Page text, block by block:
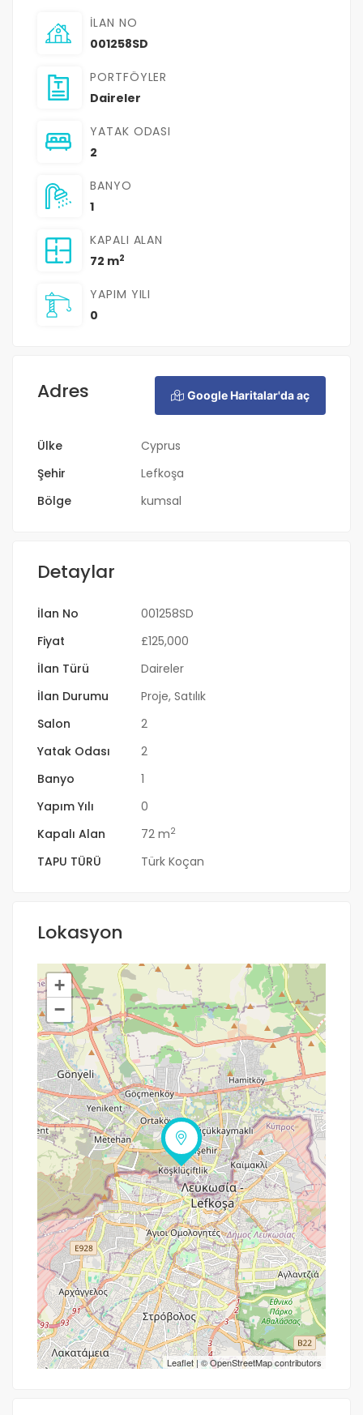
İLAN NO
001258SD
PORTFÖYLER
Daireler
YATAK ODASI
2
BANYO
1
KAPALI ALAN
72 m2
YAPIM YILI
0
Adres Google Haritalar'da aç
Ülke
Cyprus
Şehir
Lefkoşa
Bölge
kumsal
Detaylar
İlan No
001258SD
Fiyat
£125,000
İlan Türü
Daireler
İlan Durumu
Proje, Satılık
Salon
2
Yatak Odası
2
Banyo
1
Yapım Yılı
0
Kapalı Alan
72 m2
TAPU TÜRÜ Türk Koçan
Lokasyon
+
−
Leaflet| ©OpenStreetMapcontributors
Yol tarifi al